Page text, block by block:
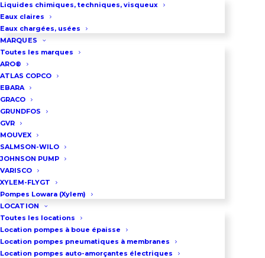
Liquides chimiques, techniques, visqueux
Eaux claires
Eaux chargées, usées
MARQUES
Toutes les marques
ARO®
ATLAS COPCO
EBARA
GRACO
GRUNDFOS
GVR
MOUVEX
SALMSON-WILO
JOHNSON PUMP
VARISCO
XYLEM-FLYGT
Pompes Lowara (Xylem)
LOCATION
Toutes les locations
Location pompes à boue épaisse
Location pompes pneumatiques à membranes
Location pompes auto-amorçantes électriques
340m3/h à 6.5 bar
Pompe centrifuge monocellulaire
à roue fermée, conforme à la
Raccordement par bride DN80 au
l’aspiration. (PN16) ou raccords
Pompe et motorisation sont posés
peint
Ce châssis est préhensible par
chariot élévateur. Il peut
également être déplacé à la grue
par ses 4 anneaux de levage fixés